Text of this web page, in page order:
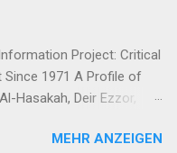
Project: Critical
Since 1971 A Profile of
Hasakah, Deir Ezzor,
2020) I n 2012, as the
MEHR ANZEIGEN